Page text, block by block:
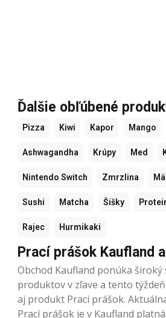
Ďalšie obľúbené
Pizza Kiwi Kapor Mango
Ashwagandha Krúpy Med
Nintendo Switch Zmrzlina
Sushi Matcha Šišky
Rajec Hurmikaki
Prací prášok Kaufland
Obchod Kaufland ponúka
produktov v zľave a tento
aj produkt Prací prášok.
Prací prášok je v Kaufland platná